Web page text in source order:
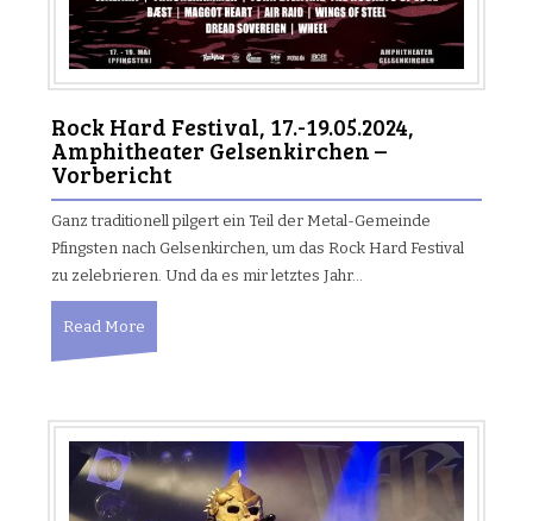
Rock Hard Festival, 17.-19.05.2024,
Amphitheater Gelsenkirchen –
Vorbericht
Ganz traditionell pilgert ein Teil der Metal-Gemeinde
Pfingsten nach Gelsenkirchen, um das Rock Hard Festival
zu zelebrieren. Und da es mir letztes Jahr…
Read More